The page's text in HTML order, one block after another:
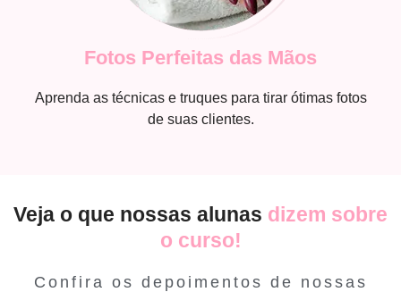
Fotos Perfeitas das Mãos
Aprenda as técnicas e truques para tirar ótimas fotos
de suas clientes.
Veja o que nossas alunas dizem sobre
o curso!
Confira os depoimentos de nossas